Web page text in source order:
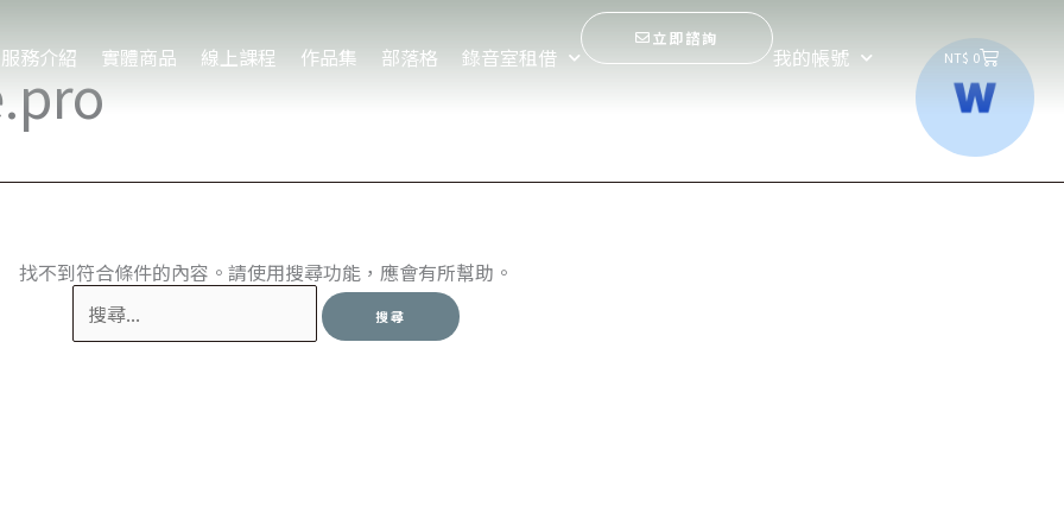
服務介紹 實體商品 線上課程 作品集 部落格 錄音室租借
立即諮詢
我的帳號 NT$ 0購
物
籃
找不到符合條件的內容。請使用搜尋功能，應會有所幫助。